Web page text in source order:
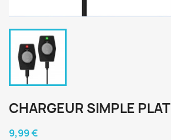
CHARGEUR SIMPLE PLAT
9,99 €